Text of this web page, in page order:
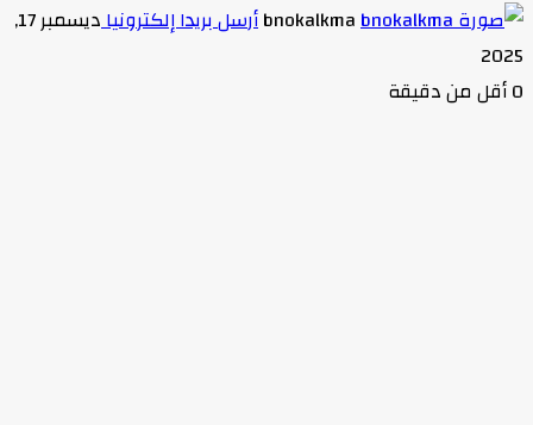
bnokalkmaأرسل بريدا إلكترونيا
ديسمبر 17,
2025
0أقل من دقيقة